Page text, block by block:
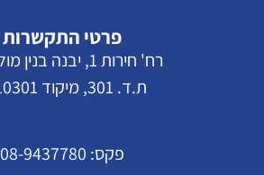
פרטי התקשרות
רח' חירות 1, יבנה בנין מולטילוק
ת.ד. 301, מיקוד 8110301
פקס: 08-9437780